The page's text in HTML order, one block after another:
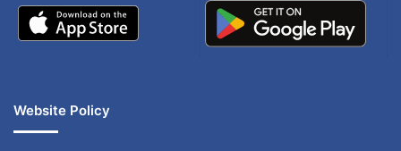
Website Policy